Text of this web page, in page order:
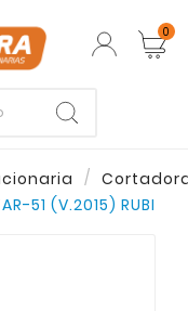
0
51 (V.2015) RUBI